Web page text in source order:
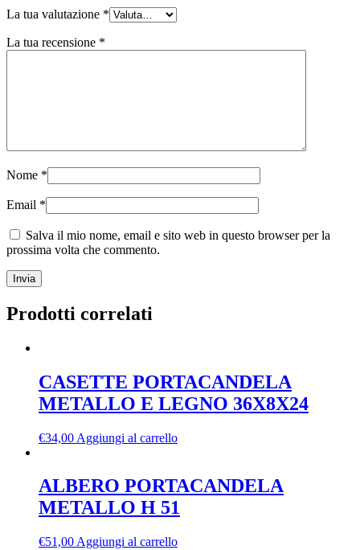
La tua valutazione *
La tua recensione *
Nome *
Email *
Salva il mio nome, email e sito web in questo browser per la
prossima volta che commento.
Prodotti correlati
CASETTE PORTACANDELA
METALLO E LEGNO 36X8X24
€34,00 Aggiungi al carrello
ALBERO PORTACANDELA
METALLO H 51
€51,00 Aggiungi al carrello